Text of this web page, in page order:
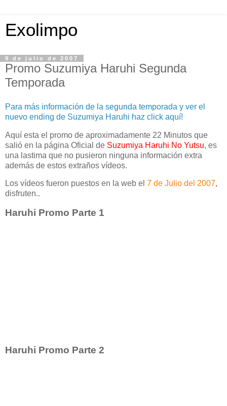
Exolimpo
9 de julio de 2007
Promo Suzumiya Haruhi Segunda
Temporada
Para más información de la segunda temporada y ver el
nuevo ending de Suzumiya Haruhi haz click aquí!
Aquí esta el promo de aproximadamente 22 Minutos que
salió en la página Oficial de Suzumiya Haruhi No Yutsu, es
una lastima que no pusieron ninguna información extra
además de estos extraños vídeos.
Los vídeos fueron puestos en la web el 7 de Julio del 2007,
disfruten..
Haruhi Promo Parte 1
Haruhi Promo Parte 2